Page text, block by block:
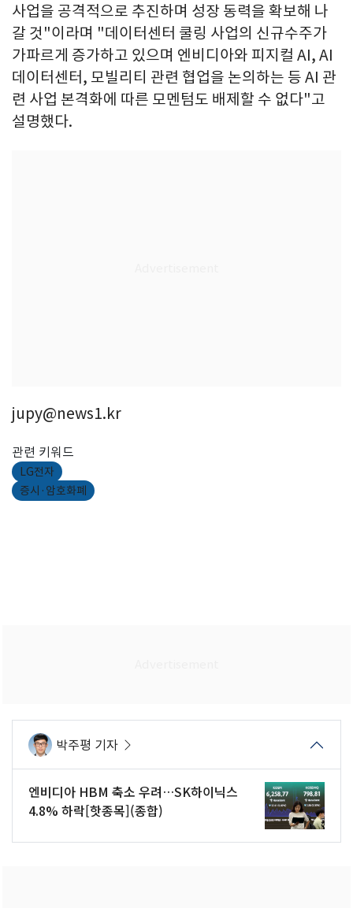
사업을 공격적으로 추진하며 성장 동력을 확보해 나
갈 것"이라며 "데이터센터 쿨링 사업의 신규수주가
가파르게 증가하고 있으며 엔비디아와 피지컬 AI, AI
데이터센터, 모빌리티 관련 협업을 논의하는 등 AI 관
련 사업 본격화에 따른 모멘텀도 배제할 수 없다"고
설명했다.
jupy@news1.kr
관련 키워드
LG전자
증시·암호화폐
박주평 기자
엔비디아 HBM 축소 우려…SK하이닉스
4.8% 하락[핫종목](종합)